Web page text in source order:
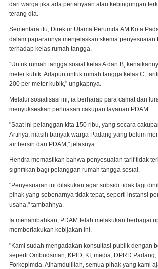
dari warga jika ada pertanyaan atau kebingungan
terang dia.
Sementara itu, Direktur Utama Perumda AM Kota
dalam paparannya menjelaskan skema penyesuaian
terhadap kelas rumah tangga.
"Untuk rumah tangga sosial kelas A dan B,
meter kubik. Adapun untuk rumah tangga kelas C,
200 per meter kubik," ungkapnya.
Melalui sosialisasi ini, ia berharap para camat dan
menyukseskan perluasan cakupan layanan PDAM.
"Saat ini pelanggan kita 150 ribu, yang secara
Artinya, masih banyak warga Padang yang belum
air bersih dari PDAM," jelasnya.
Hendra memastikan bahwa penyesuaian tarif tidak
signifikan bagi pelanggan rumah tangga sosial.
"Penyesuaian ini dilakukan agar subsidi tidak lagi
pihak yang sebenarnya tidak tepat, seperti instansi
usaha," tambahnya.
Ia menambahkan, PDAM telah melakukan berbagai
memberlakukan kebijakan ini.
"Kami sudah mengadakan konsultasi publik dengan
seperti Ombudsman, KPID, KI, media, DPRD
Forkopimda. Alhamdulillah, semua pihak yang kami